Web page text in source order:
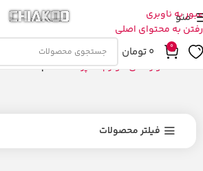
عبور به ناوبری
رفتن به محتوای اصلی
منو
0
0تومان
خانه و زندگی لوازم آشپزخانه نظم دهنده
فیلتر محصولات